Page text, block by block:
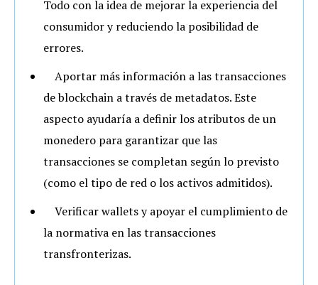
Todo con la idea de mejorar la experiencia del
consumidor y reduciendo la posibilidad de
errores.
Aportar más información a las transacciones
de blockchain a través de metadatos. Este
aspecto ayudaría a definir los atributos de un
monedero para garantizar que las
transacciones se completan según lo previsto
(como el tipo de red o los activos admitidos).
Verificar wallets y apoyar el cumplimiento de
la normativa en las transacciones
transfronterizas.